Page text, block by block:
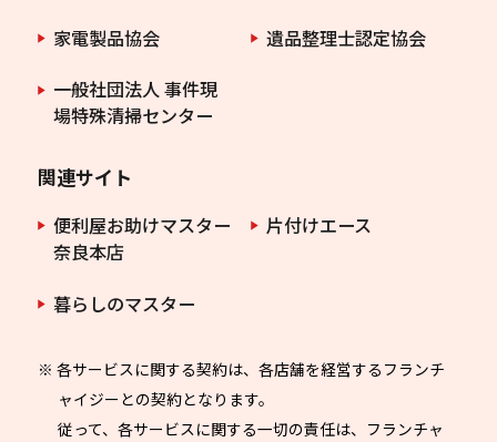
家電製品協会
遺品整理士認定協会
一般社団法人 事件現
場特殊清掃センター
関連サイト
便利屋お助けマスター
奈良本店
片付けエース
暮らしのマスター
※ 各サービスに関する契約は、各店舗を経営するフランチ
ャイジーとの契約となります。
従って、各サービスに関する一切の責任は、フランチャ